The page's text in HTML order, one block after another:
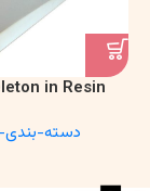
in Resin
Specimen
دسته-